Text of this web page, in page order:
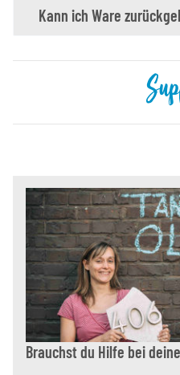
Kann ich Ware
Brauchst du Hilfe bei